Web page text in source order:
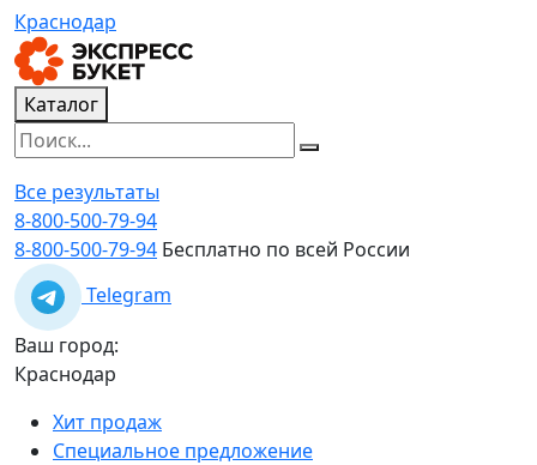
Краснодар
Каталог
Все результаты
8-800-500-79-94
8-800-500-79-94 Бесплатно по всей России
Telegram
Ваш город:
Краснодар
Хит продаж
Специальное предложение